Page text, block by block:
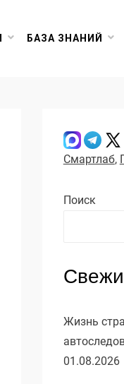
БАЗА ЗНАНИЙ
Смартлаб,
Поиск
Жизнь
01.08.2026